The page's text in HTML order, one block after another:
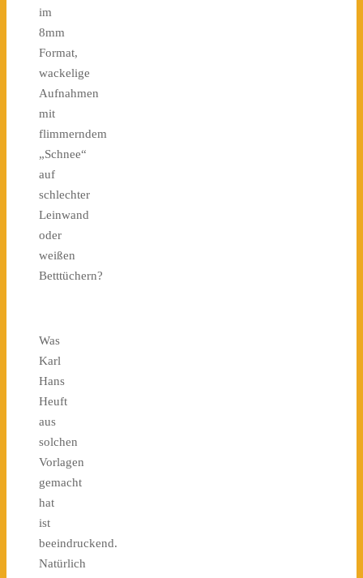
im
8mm
Format,
wackelige
Aufnahmen
mit
flimmerndem
„Schnee“
auf
schlechter
Leinwand
oder
weißen
Betttüchern?
Was
Karl
Hans
Heuft
aus
solchen
Vorlagen
gemacht
hat
ist
beeindruckend.
Natürlich